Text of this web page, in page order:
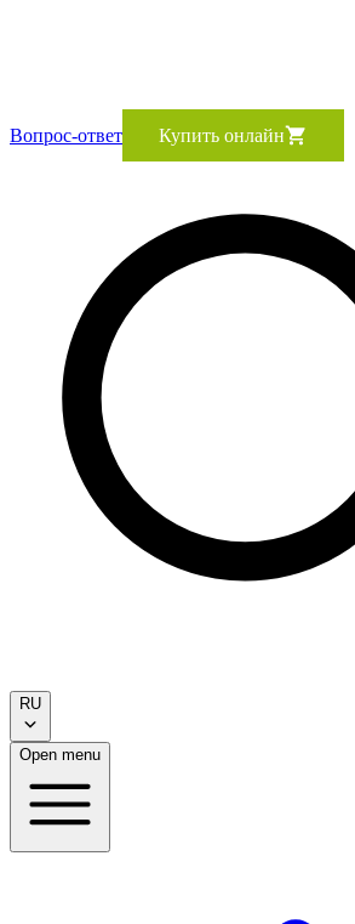
Вопрос-ответ Купить онлайн
RU
Open menu